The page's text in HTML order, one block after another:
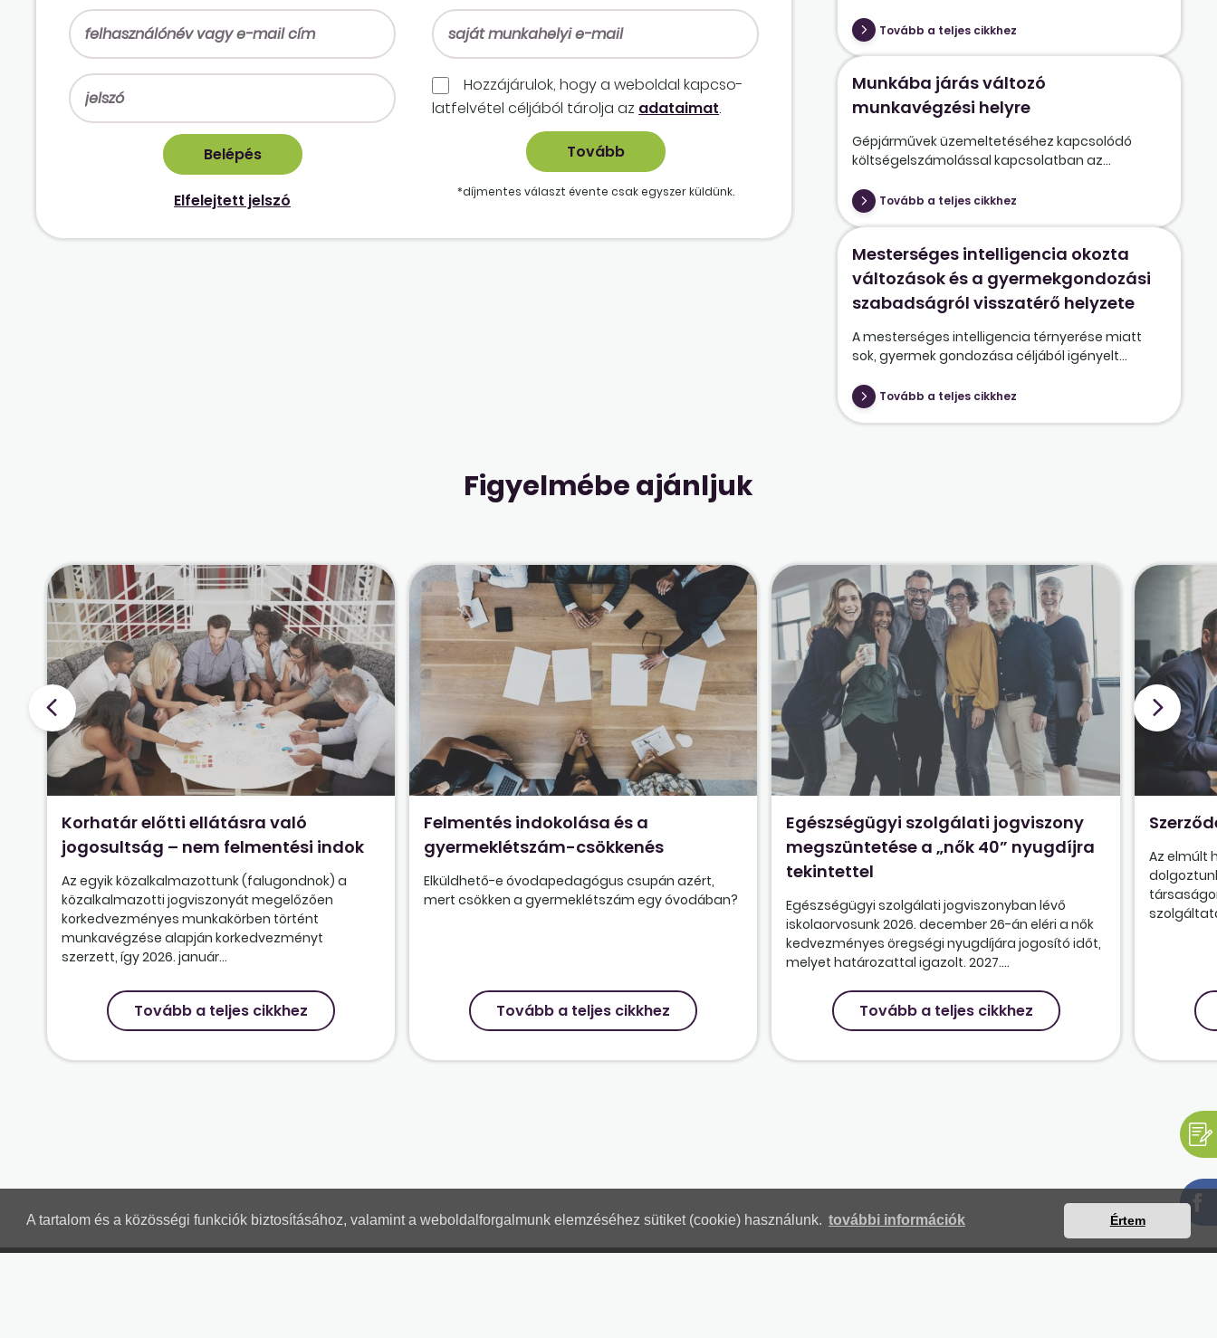
A tartalom és a közösségi funkciók biztosításához, valamint a weboldalforgalmunk elemzéséhez sütiket (cookie) használunk. további információk Értem
Elfelejtett jelszó
Hozzájárulok, hogy a weboldal kapcso­
lat­felvétel céljából tárolja az adataimat.
*díjmentes választ évente csak egyszer küldünk.
Tovább a teljes cikkhez
Munkába járás változó
munkavégzési helyre
Gépjárművek üzemeltetéséhez kapcsolódó
költségelszámolással kapcsolatban az...
Tovább a teljes cikkhez
Mesterséges intelligencia okozta
változások és a gyermekgondozási
szabadságról visszatérő helyzete
A mesterséges intelligencia térnyerése miatt
sok, gyermek gondozása céljából igényelt...
Tovább a teljes cikkhez
Figyelmébe ajánljuk
Korhatár előtti ellátásra való
jogosultság – nem felmentési indok
Az egyik közalkalmazottunk (falugondnok) a
közalkalmazotti jogviszonyát megelőzően
korkedvezményes munkakörben történt
munkavégzése alapján korkedvezményt
szerzett, így 2026. január...
Tovább a teljes cikkhez
Felmentés indokolása és a
gyermeklétszám-csökkenés
Elküldhető-e óvodapedagógus csupán azért,
mert csökken a gyermeklétszám egy óvodában?
Tovább a teljes cikkhez
Egészségügyi szolgálati jogviszony
megszüntetése a „nők 40” nyugdíjra
tekintettel
Egészségügyi szolgálati jogviszonyban lévő
iskolaorvosunk 2026. december 26-án eléri a nők
kedvezményes öregségi nyugdíjára jogosító időt,
melyet határozattal igazolt. 2027....
Tovább a teljes cikkhez
Az elmúlt